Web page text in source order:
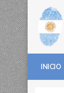
INICIO